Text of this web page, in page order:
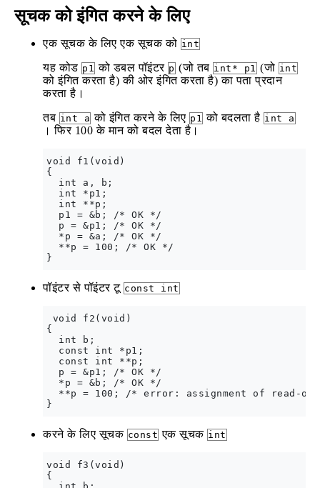
सूचक को इंगित करने के लिए
एक सूचक के लिए एक सूचक को int
यह कोड p1 को डबल पॉइंटर p (जो तब int* p1 (जो int
को इंगित करता है) की ओर इंगित करता है) का पता प्रदान
करता है।
तब int a को इंगित करने के लिए p1 को बदलता है int a
। फिर 100 के मान को बदल देता है।
void f1(void)
{
  int a, b;
  int *p1;
  int **p;
  p1 = &b; /* OK */
  p = &p1; /* OK */
  *p = &a; /* OK */
  **p = 100; /* OK */
पॉइंटर से पॉइंटर टू const int
void f2(void)
{
  int b;
  const int *p1;
  const int **p;
  p = &p1; /* OK */
  *p = &b; /* OK */
**p = 100; /* error: assignment of read-
करने के लिए सूचक const एक सूचक int
void f3(void)
{